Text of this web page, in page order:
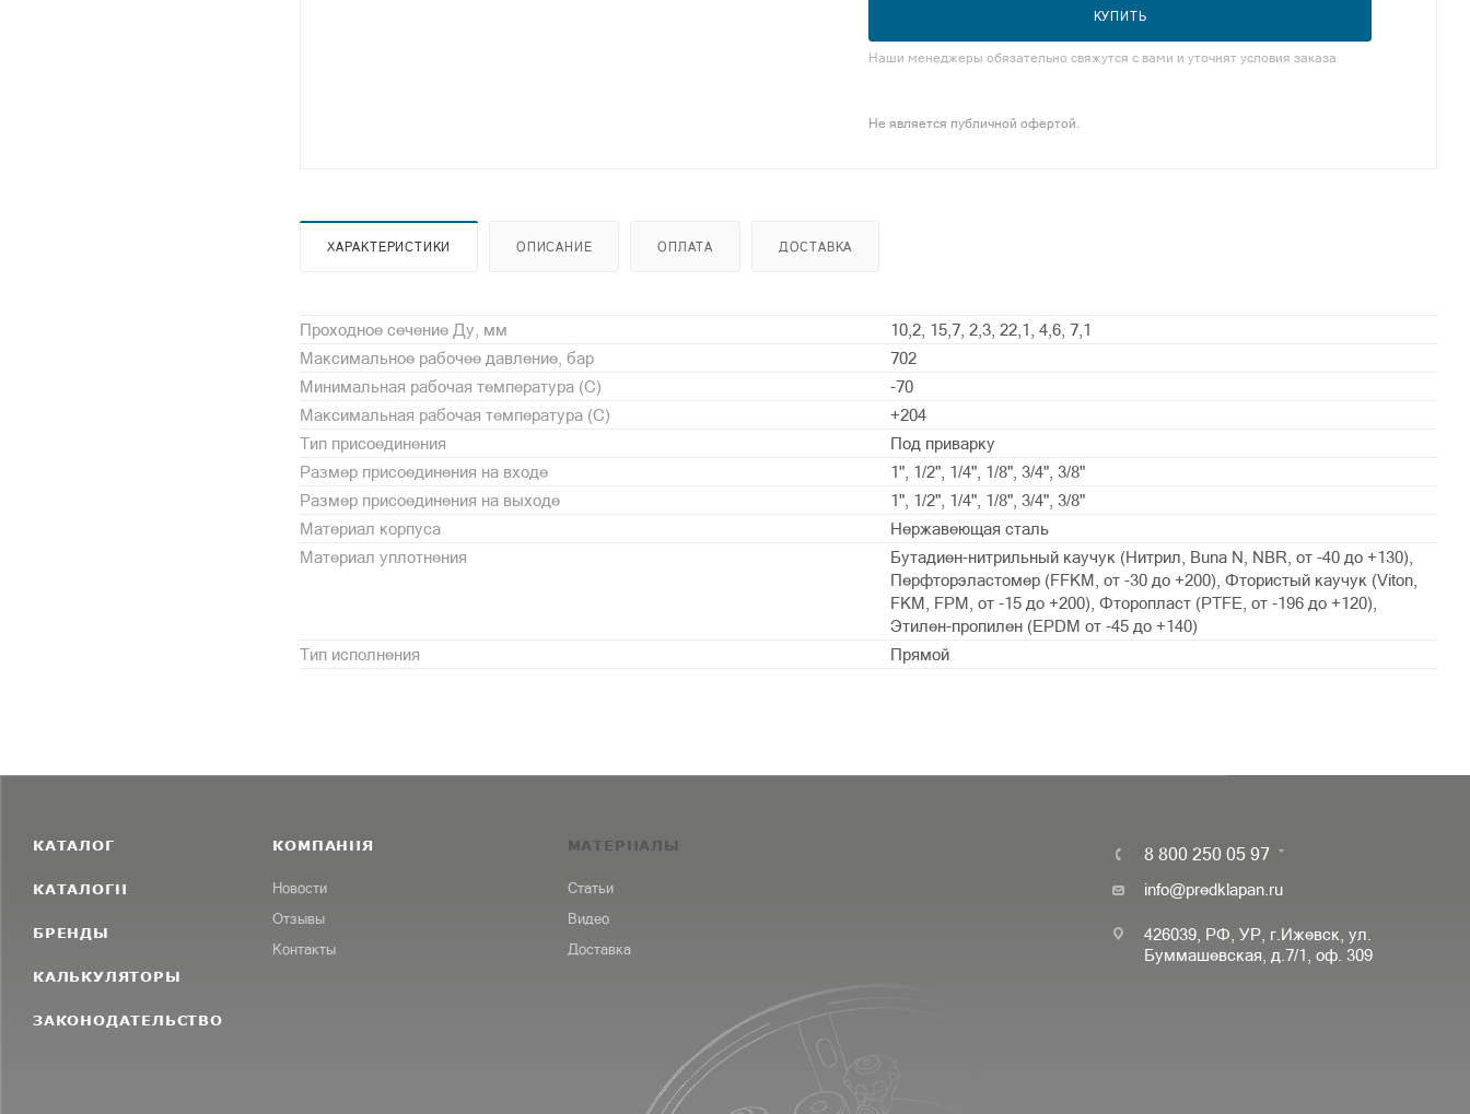
КУПИТЬ
Наши менеджеры обязательно свяжутся с вами и уточнят условия заказа
Не является публичной офертой.
ХАРАКТЕРИСТИКИ ОПИСАНИЕ ОПЛАТА ДОСТАВКА
Проходное сечение Ду, мм
10,2, 15,7, 2,3, 22,1, 4,6, 7,1
Максимальное рабочее давление, бар
702
Минимальная рабочая температура (С)
-70
Максимальная рабочая температура (С)
+204
Тип присоединения
Под приварку
Размер присоединения на входе
1", 1/2", 1/4", 1/8", 3/4", 3/8"
Размер присоединения на выходе
1", 1/2", 1/4", 1/8", 3/4", 3/8"
Материал корпуса
Нержавеющая сталь
Материал уплотнения
Бутадиен-нитрильный каучук (Нитрил, Buna N, NBR, от -40 до +130),
Перфторэластомер (FFKM, от -30 до +200), Фтористый каучук (Viton,
FKM, FPM, от -15 до +200), Фторопласт (PTFE, от -196 до +120),
Этилен-пропилен (EPDM от -45 до +140)
Тип исполнения
Прямой
КАТАЛОГ
КАТАЛОГИ
БРЕНДЫ
КАЛЬКУЛЯТОРЫ
ЗАКОНОДАТЕЛЬСТВО
КОМПАНИЯ
Новости
Отзывы
Контакты
МАТЕРИАЛЫ
Статьи
Видео
Доставка
8 800 250 05 97
info@predklapan.ru
426039, РФ, УР, г.Ижевск, ул.
Буммашевская, д.7/1, оф. 309